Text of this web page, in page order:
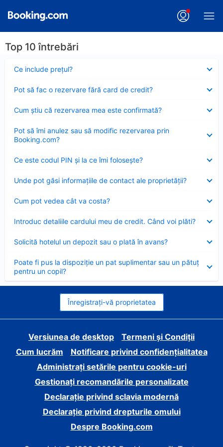
Top 10 întrebări
Ce include preţul?
închis
Pot să fac o rezervare fără card de credit?
închis
Cum ştiu că rezervarea mea este confirmată?
închis
Pot să îmi anulez sau să modific rezervarea prin
Booking.com?
închis
Ce este codul PIN şi la ce îmi foloseşte?
închis
Unde pot găsi informațiile de contact ale proprietății?
închis
Cum pot vedea cât va costa?
închis
Introduc detaliile cardului meu de credit. Când voi plăti?
închis
Solicită hotelul un depozit sau o plată în avans?
închis
Poate fi pus la dispoziție un pat suplimentar sau un pătuț
pentru un copil?
închis
Înregistrați-vă proprietatea
Versiunea de desktop
Termeni și Condiții
Cum lucrăm
Notificare privind confidențialitatea
Administrați setările pentru cookie-uri
Gestionați recomandările personalizate
Declarație privind sclavia modernă
Declarație privind drepturile omului
Despre Booking.com